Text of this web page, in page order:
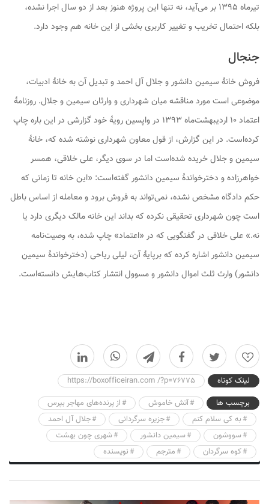
تیرماه ۱۳۹۵ بر می‌آید، نه تنها این پروژه هنوز بعد از دو سال اجرا نشده،
بلکه احتمال تخریب و تغییر کاربری بخشی از این خانه هم وجود دارد.
جنجال
فروش خانهٔ سیمین دانشور و جلال آل احمد و تبدیل آن به خانهٔ ادبیات،
موضوعی است مورد مناقشه میان شهرداری و وارثان سیمین و جلال. روزنامهٔ
اعتماد ۱۰ اردیبهشت‌ماه ۱۳۹۳ در واپسین رویهٔ خود گزارشی در این باره چاپ
کرده‌است. در این گزارش، از قول معاون شهرداری نوشته شده که، خانهٔ
سیمین و جلال خریده شده‌است اما در سوی دیگر، علی خلاقی، همسر
خواهرزاده و دخترخواندهٔ سیمین دانشور گفته‌است: «این خانه تا زمانی که
حکم دادگاه مشخص نشده، نمی‌تواند به فروش برود و معامله از اساس باطل
است چون شهرداری تحقیقی نکرده که بداند این خانه مالک دیگری دارد یا
نه.» علی خلاقی در گفتگویی که در «اعتماد» چاپ شده، به وصیت‌نامه
سیمین دانشور اشاره کرده که برپایهٔ آن، لیلی ریاحی (دخترخواندهٔ سیمین
دانشور) وارث ثلث اموال دانشور و مسوول انتشار کتاب‌هایش دانسته‌است.
0
لینک کوتاه
https://boxofficeiran.com /?p=76775
برچسب ها
آتش خاموش
از پرنده‌های مهاجر بپرس
به کی سلام کنم
جزیره سرگردانی
جلال آل احمد
سووشون
سیمین دانشور
شهری چون بهشت
کوه سرگردان
مترجم نویسنده